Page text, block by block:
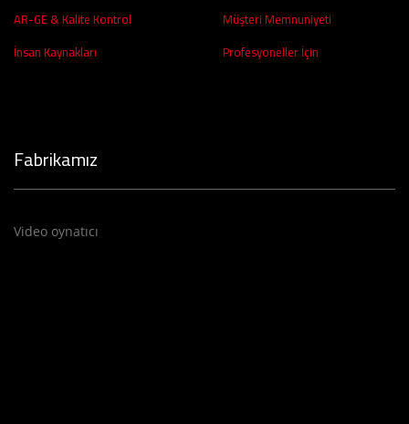
AR-GE & Kalite Kontrol
Müşteri Memnuniyeti
İnsan Kaynakları
Profesyoneller İçin
Fabrikamız
Video oynatıcı